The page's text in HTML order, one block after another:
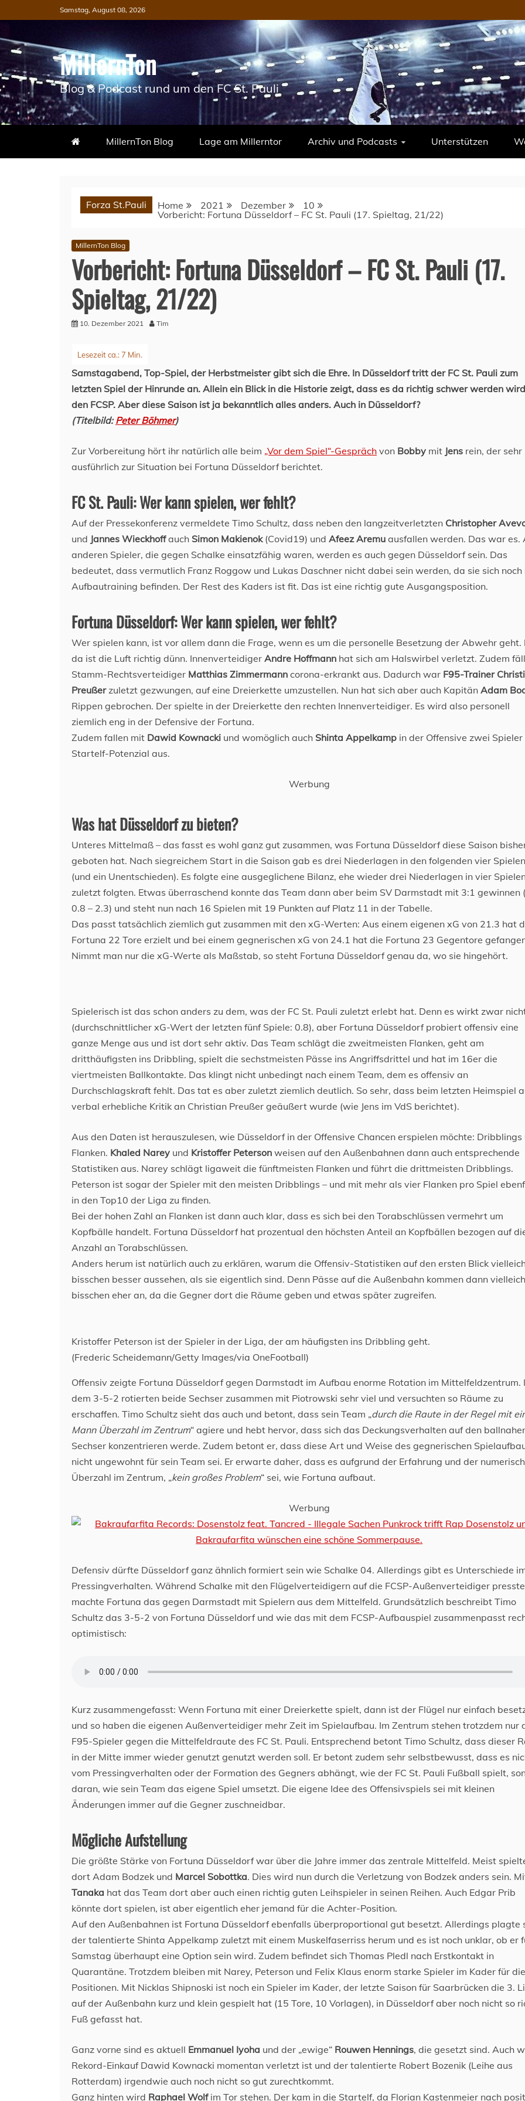
to
content
Samstag, August 08, 2026
MillernTon
Blog & Podcast rund um den FC St. Pauli
MillernTon Blog Lage am Millerntor Archiv und Podcasts Unterstützen
Forza St.Pauli Home 2021 Dezember
10
Vorbericht: Fortuna Düsseldorf – FC St. Pauli (17. Spieltag, 21/22)
MillernTon Blog
Vorbericht: Fortuna Düsseldorf – FC St. Pauli (17.
Spieltag, 21/22)
10. Dezember 2021 Tim
Samstagabend, Top-Spiel, der Herbstmeister gibt sich die Ehre. In Düsseldorf tritt der FC St. Pauli zum
letzten Spiel der Hinrunde an. Allein ein Blick in die Historie zeigt, dass es da richtig schwer werden
den FCSP. Aber diese Saison ist ja bekanntlich alles anders. Auch in Düsseldorf?
(Titelbild:Peter Böhmer)
Zur Vorbereitung hört ihr natürlich alle beim „Vor dem Spiel“-Gespräch von Bobby mit Jens rein, der sehr
ausführlich zur Situation bei Fortuna Düsseldorf berichtet.
FC St. Pauli: Wer kann spielen, wer fehlt?
Auf der Pressekonferenz vermeldete Timo Schultz, dass neben den langzeitverletzten Christopher
und Jannes Wieckhoffauch Simon Makienok(Covid19) und Afeez Aremu ausfallen werden. Das war es.
anderen Spieler, die gegen Schalke einsatzfähig waren, werden es auch gegen Düsseldorf sein. Das
bedeutet, dass vermutlich Franz Roggow und Lukas Daschner nicht dabei sein werden, da sie sich noch
Aufbautraining befinden. Der Rest des Kaders ist fit. Das ist eine richtig gute Ausgangsposition.
Fortuna Düsseldorf: Wer kann spielen, wer fehlt?
Wer spielen kann, ist vor allem dann die Frage, wenn es um die personelle Besetzung der Abwehr geht.
da ist die Luft richtig dünn. Innenverteidiger Andre Hoffmann hat sich am Halswirbel verletzt. Zudem
Stamm-Rechtsverteidiger Matthias Zimmermann corona-erkrankt aus. Dadurch war F95-Trainer
Preußerzuletzt gezwungen, auf eine Dreierkette umzustellen. Nun hat sich aber auch Kapitän Adam
Rippen gebrochen. Der spielte in der Dreierkette den rechten Innenverteidiger. Es wird also personell
ziemlich eng in der Defensive der Fortuna.
Zudem fallen mit Dawid Kownacki und womöglich auch Shinta Appelkamp in der Offensive zwei
Startelf-Potenzial aus.
Werbung
Was hat Düsseldorf zu bieten?
Unteres Mittelmaß – das fasst es wohl ganz gut zusammen, was Fortuna Düsseldorf diese Saison
geboten hat. Nach siegreichem Start in die Saison gab es drei Niederlagen in den folgenden vier Spielen
(und ein Unentschieden). Es folgte eine ausgeglichene Bilanz, ehe wieder drei Niederlagen in vier
zuletzt folgten. Etwas überraschend konnte das Team dann aber beim SV Darmstadt mit 3:1 gewinnen
0.8 – 2.3) und steht nun nach 16 Spielen mit 19 Punkten auf Platz 11 in der Tabelle.
Das passt tatsächlich ziemlich gut zusammen mit den xG-Werten: Aus einem eigenen xG von 21.3 hat
Fortuna 22 Tore erzielt und bei einem gegnerischen xG von 24.1 hat die Fortuna 23 Gegentore
Nimmt man nur die xG-Werte als Maßstab, so steht Fortuna Düsseldorf genau da, wo sie hingehört.
Spielerisch ist das schon anders zu dem, was der FC St. Pauli zuletzt erlebt hat. Denn es wirkt zwar
(durchschnittlicher xG-Wert der letzten fünf Spiele: 0.8), aber Fortuna Düsseldorf probiert offensiv eine
ganze Menge aus und ist dort sehr aktiv. Das Team schlägt die zweitmeisten Flanken, geht am
dritthäufigsten ins Dribbling, spielt die sechstmeisten Pässe ins Angriffsdrittel und hat im 16er die
viertmeisten Ballkontakte. Das klingt nicht unbedingt nach einem Team, dem es offensiv an
Durchschlagskraft fehlt. Das tat es aber zuletzt ziemlich deutlich. So sehr, dass beim letzten Heimspiel
verbal erhebliche Kritik an Christian Preußer geäußert wurde (wie Jens im VdS berichtet).
Aus den Daten ist herauszulesen, wie Düsseldorf in der Offensive Chancen erspielen möchte: Dribblings
Flanken. Khaled Narey und Kristoffer Peterson weisen auf den Außenbahnen dann auch entsprechende
Statistiken aus. Narey schlägt ligaweit die fünftmeisten Flanken und führt die drittmeisten Dribblings.
Peterson ist sogar der Spieler mit den meisten Dribblings – und mit mehr als vier Flanken pro Spiel
in den Top10 der Liga zu finden.
Bei der hohen Zahl an Flanken ist dann auch klar, dass es sich bei den Torabschlüssen vermehrt um
Kopfbälle handelt. Fortuna Düsseldorf hat prozentual den höchsten Anteil an Kopfbällen bezogen auf
Anzahl an Torabschlüssen.
Anders herum ist natürlich auch zu erklären, warum die Offensiv-Statistiken auf den ersten Blick
bisschen besser aussehen, als sie eigentlich sind. Denn Pässe auf die Außenbahn kommen dann
bisschen eher an, da die Gegner dort die Räume geben und etwas später zugreifen.
Kristoffer Peterson ist der Spieler in der Liga, der am häufigsten ins Dribbling geht.
(Frederic Scheidemann/Getty Images/via OneFootball)
Offensiv zeigte Fortuna Düsseldorf gegen Darmstadt im Aufbau enorme Rotation im Mittelfeldzentrum.
dem 3-5-2 rotierten beide Sechser zusammen mit Piotrowski sehr viel und versuchten so Räume zu
erschaffen. Timo Schultz sieht das auch und betont, dass sein Team „durch die Raute in der Regel mit
Mann Überzahl im Zentrum“ agiere und hebt hervor, dass sich das Deckungsverhalten auf den
Sechser konzentrieren werde. Zudem betont er, dass diese Art und Weise des gegnerischen
nicht ungewohnt für sein Team sei. Er erwarte daher, dass es aufgrund der Erfahrung und der
Überzahl im Zentrum, „kein großes Problem“ sei, wie Fortuna aufbaut.
Werbung
Defensiv dürfte Düsseldorf ganz ähnlich formiert sein wie Schalke 04. Allerdings gibt es Unterschiede
Pressingverhalten. Während Schalke mit den Flügelverteidigern auf die FCSP-Außenverteidiger
machte Fortuna das gegen Darmstadt mit Spielern aus dem Mittelfeld. Grundsätzlich beschreibt Timo
Schultz das 3-5-2 von Fortuna Düsseldorf und wie das mit dem FCSP-Aufbauspiel zusammenpasst
optimistisch:
Kurz zusammengefasst: Wenn Fortuna mit einer Dreierkette spielt, dann ist der Flügel nur einfach
und so haben die eigenen Außenverteidiger mehr Zeit im Spielaufbau. Im Zentrum stehen trotzdem nur
F95-Spieler gegen die Mittelfeldraute des FC St. Pauli. Entsprechend betont Timo Schultz, dass dieser
in der Mitte immer wieder genutzt genutzt werden soll. Er betont zudem sehr selbstbewusst, dass es
vom Pressingverhalten oder der Formation des Gegners abhängt, wie der FC St. Pauli Fußball spielt,
daran, wie sein Team das eigene Spiel umsetzt. Die eigene Idee des Offensivspiels sei mit kleinen
Änderungen immer auf die Gegner zuschneidbar.
Mögliche Aufstellung
Die größte Stärke von Fortuna Düsseldorf war über die Jahre immer das zentrale Mittelfeld. Meist
dort Adam Bodzek und Marcel Sobottka. Dies wird nun durch die Verletzung von Bodzek anders sein.
Tanaka hat das Team dort aber auch einen richtig guten Leihspieler in seinen Reihen. Auch Edgar Prib
könnte dort spielen, ist aber eigentlich eher jemand für die Achter-Position.
Auf den Außenbahnen ist Fortuna Düsseldorf ebenfalls überproportional gut besetzt. Allerdings plagte
der talentierte Shinta Appelkamp zuletzt mit einem Muskelfaserriss herum und es ist noch unklar, ob er
Samstag überhaupt eine Option sein wird. Zudem befindet sich Thomas Pledl nach Erstkontakt in
Quarantäne. Trotzdem bleiben mit Narey, Peterson und Felix Klaus enorm starke Spieler im Kader für
Positionen. Mit Nicklas Shipnoski ist noch ein Spieler im Kader, der letzte Saison für Saarbrücken die 3.
auf der Außenbahn kurz und klein gespielt hat (15 Tore, 10 Vorlagen), in Düsseldorf aber noch nicht so
Fuß gefasst hat.
Ganz vorne sind es aktuell Emmanuel Iyoha und der „ewige“ Rouwen Hennings, die gesetzt sind. Auch
Rekord-Einkauf Dawid Kownacki momentan verletzt ist und der talentierte Robert Bozenik (Leihe aus
Rotterdam) irgendwie auch noch nicht so gut zurechtkommt.
Ganz hinten wird Raphael Wolfim Tor stehen. Der kam in die Startelf, da Florian Kastenmeier nach